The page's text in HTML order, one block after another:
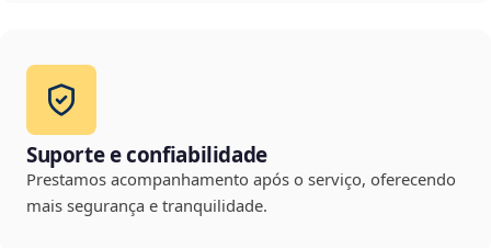
Suporte e confiabilidade
Prestamos acompanhamento após o serviço, oferecendo
mais segurança e tranquilidade.